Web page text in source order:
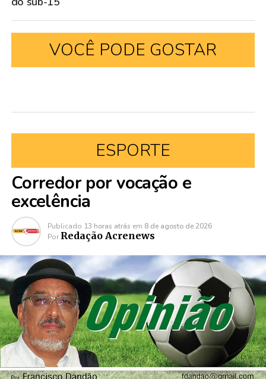
VOCÊ PODE GOSTAR
ESPORTE
Corredor por vocação e
excelência
Publicado 13 horas atrás em 8 de agosto de 2026
Por Redação Acrenews